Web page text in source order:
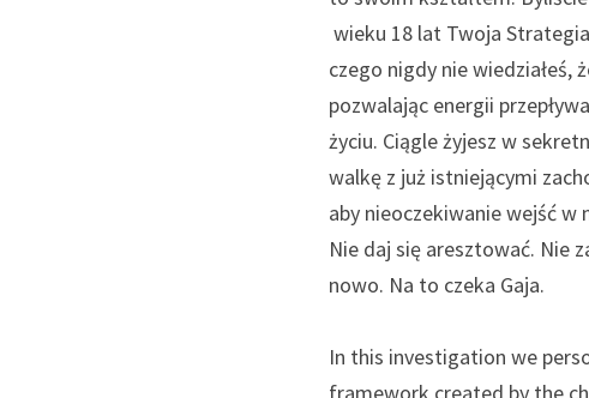
czego nigdy nie wiedziałeś,
pozwalając energii
życiu. Ciągle żyjesz w
walkę z już istniejącymi
aby nieoczekiwanie wejść w
Nie daj się aresztować. Nie
nowo. Na to czeka Gaja.
In this investigation we
framework created by the